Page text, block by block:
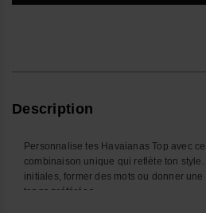
Description
Personnalise tes Havaianas Top avec
combinaison unique qui reflète ton
initiales, former des mots ou donner
tongs préférées.